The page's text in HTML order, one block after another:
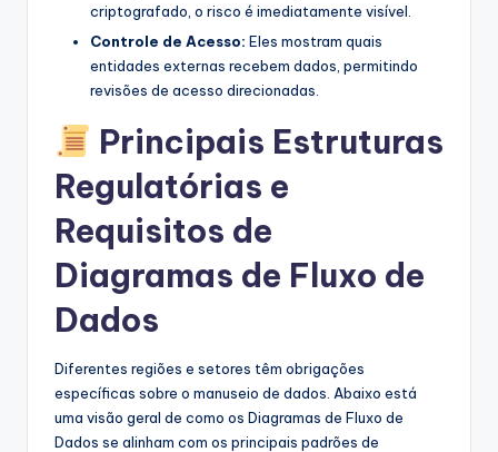
criptografado, o risco é imediatamente visível.
Controle de Acesso: Eles mostram quais
entidades externas recebem dados, permitindo
revisões de acesso direcionadas.
Principais Estruturas
Regulatórias e
Requisitos de
Diagramas de Fluxo de
Dados
Diferentes regiões e setores têm obrigações
específicas sobre o manuseio de dados. Abaixo está
uma visão geral de como os Diagramas de Fluxo de
Dados se alinham com os principais padrões de